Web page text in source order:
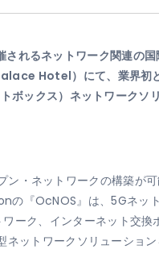
れるネットワーク関連の
Hotel）にて、業界初
ボックス）ネットワークソ
・ネットワークの構築が可
の『OcNOS』は、5Gネッ
ーク、インターネット交換
ットワークソリューション